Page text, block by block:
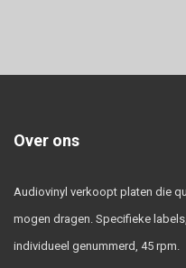
Over ons
Audiovinyl verkoopt platen die
mogen dragen. Specifieke
individueel genummerd, 45 rpm.